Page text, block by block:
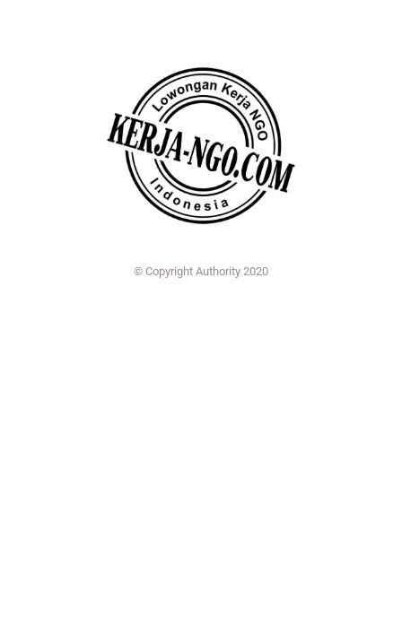
© Copyright Authority 2020